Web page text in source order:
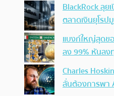
BlackRock ลุ
ตลาดเงินยุโร
แบงก์ใหญ่สุดข
ลง 99% หันลง
Charles
ลั่นต้องการพา